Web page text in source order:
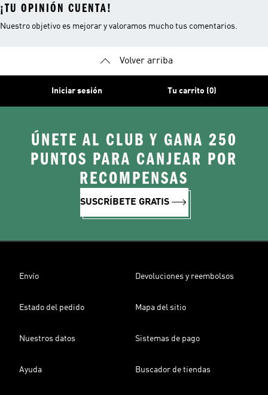
¡TU OPINIÓN CUENTA!
Nuestro objetivo es mejorar y valoramos mucho tus comentarios.
Volver arriba
Iniciar sesión Tu carrito (0)
ÚNETE AL CLUB Y GANA 250
PUNTOS PARA CANJEAR POR
RECOMPENSAS
SUSCRÍBETE GRATIS
Envío Devoluciones y reembolsos
Estado del pedido Mapa del sitio
Nuestros datos Sistemas de pago
Ayuda Buscador de tiendas